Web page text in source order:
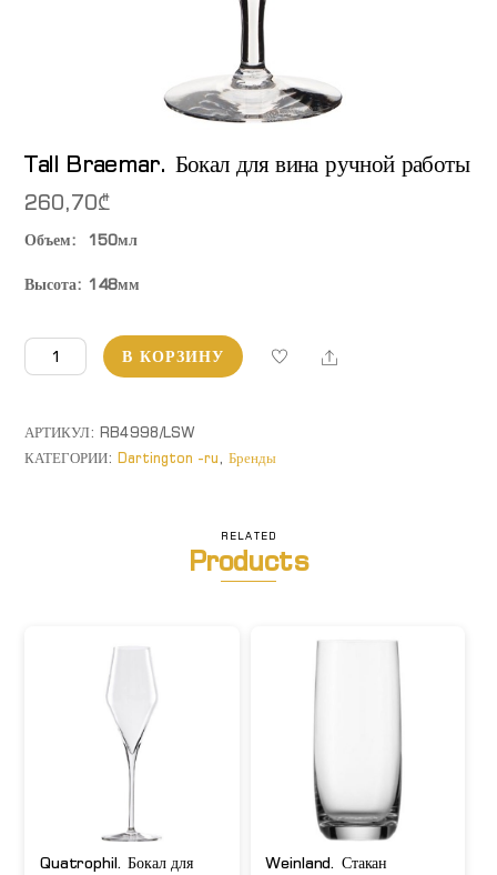
Tall Braemar. Бокал для вина ручной работы
260,70₾
Объем: 150мл
Высота: 148мм
Количество
товара
Braemar.
Бокал
В КОРЗИНУ Share
АРТИКУЛ:RB4998/LSW
КАТЕГОРИИ:Dartington -ru,Бренды
RELATED
Products
Quatrophil. Бокал для
Weinland. Стакан